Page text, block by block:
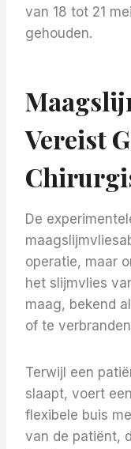
van 18 tot 21
gehouden.
Vereist
De
operatie, maar
het slijmvlies
maag, bekend
of te
Terwijl een
slaapt, voert
flexibele buis
van de patiënt,